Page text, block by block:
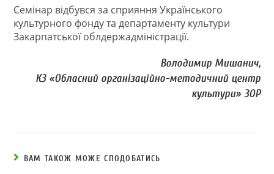
Семінар відбувся за сприяння Українського
культурного фонду та департаменту культури
Закарпатської облдержадміністрації.
Володимир Мишанич,
КЗ «Обласний організаційно-методичний центр
культури» ЗОР
ВАМ ТАКОЖ МОЖЕ СПОДОБАТИСЬ